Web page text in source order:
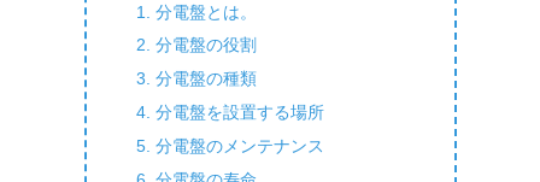
分電盤とは。
分電盤の役割
分電盤の種類
分電盤を設置する場所
分電盤のメンテナンス